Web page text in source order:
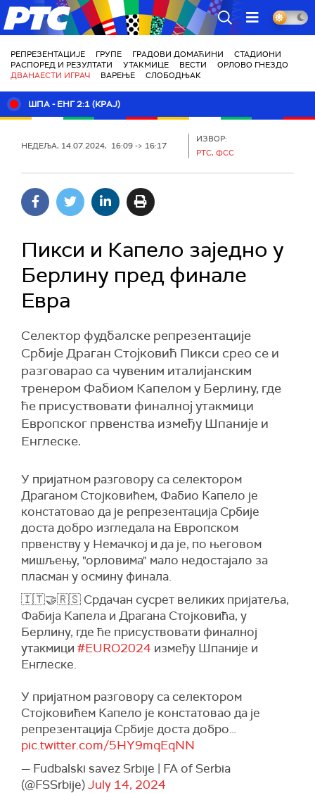
РТС
РЕПРЕЗЕНТАЦИЈЕ ГРУПЕ ГРАДОВИ ДОМАЋИНИ
СТАДИОНИ
РАСПОРЕД И РЕЗУЛТАТИ
УТАКМИЦЕ ВЕСТИ
ОРЛОВО ГНЕЗДО
ДВАНАЕСТИ ИГРАЧ
ВАРЕЊЕ СЛОБОДЊАК
ШПА - ЕНГ 2:1 (КРАЈ)
НЕДЕЉА, 14.07.2024, 16:09 -> 16:17
ИЗВОР:
РТС, ФСС
Пикси и Капело заједно у
Берлину пред финале
Евра
Селектор фудбалске репрезентације
Србије Драган Стојковић Пикси срео се и
разговарао са чувеним италијанским
тренером Фабиом Капелом у Берлину, где
ће присуствовати финалној утакмици
Европског првенства између Шпаније и
Енглеске.
У пријатном разговору са селектором
Драганом Стојковићем, Фабио Капело је
констатовао да је репрезентација Србије
доста добро изгледала на Европском
првенству у Немачкој и да је, по његовом
мишљењу, "орловима" мало недостајало за
пласман у осмину финала.
🇮🇹🤝🇷🇸 Срдачан сусрет великих пријатеља,
Фабија Капела и Драгана Стојковића, у
Берлину, где ће присуствовати финалној
утакмици #EURO2024 између Шпаније и
Енглеске.
У пријатном разговору са селектором
Стојковићем Капело је констатовао да је
репрезентација Србије доста добро…
pic.twitter.com/5HY9mqEqNN
— Fudbalski savez Srbije | FA of Serbia
(@FSSrbije)July 14, 2024